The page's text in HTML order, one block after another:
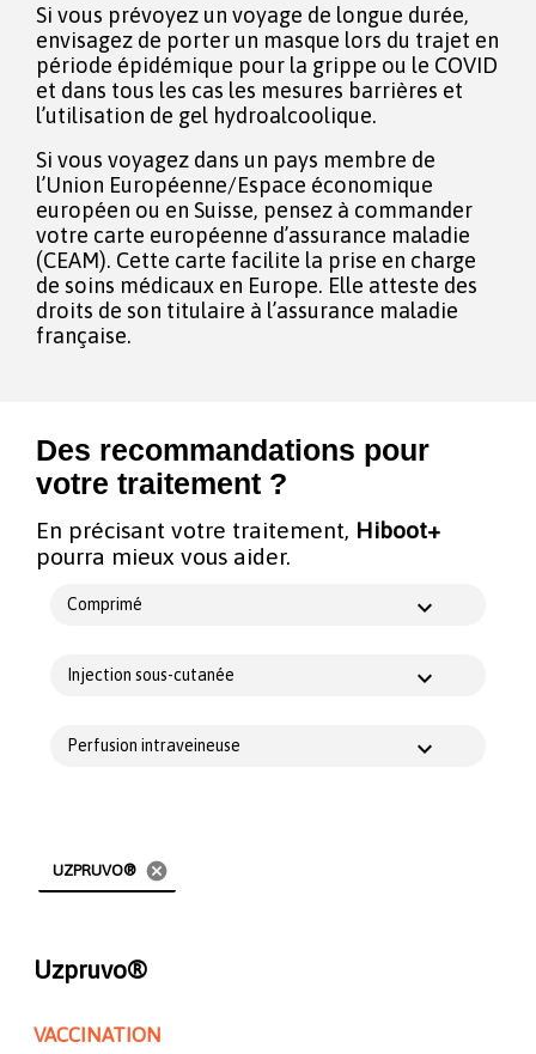
Si vous prévoyez un voyage de longue durée,
envisagez de porter un masque lors du trajet en
période épidémique pour la grippe ou le COVID
et dans tous les cas les mesures barrières et
l’utilisation de gel hydroalcoolique.
Si vous voyagez dans un pays membre de
l’Union Européenne/Espace économique
européen ou en Suisse, pensez à commander
votre carte européenne d’assurance maladie
(CEAM). Cette carte facilite la prise en charge
de soins médicaux en Europe. Elle atteste des
droits de son titulaire à l’assurance maladie
française.
Des recommandations pour
votre traitement ?
En précisant votre traitement, Hiboot+
pourra mieux vous aider.
Comprimé
Injection sous-cutanée
Perfusion intraveineuse
UZPRUVO® cancel
Uzpruvo®
VACCINATION